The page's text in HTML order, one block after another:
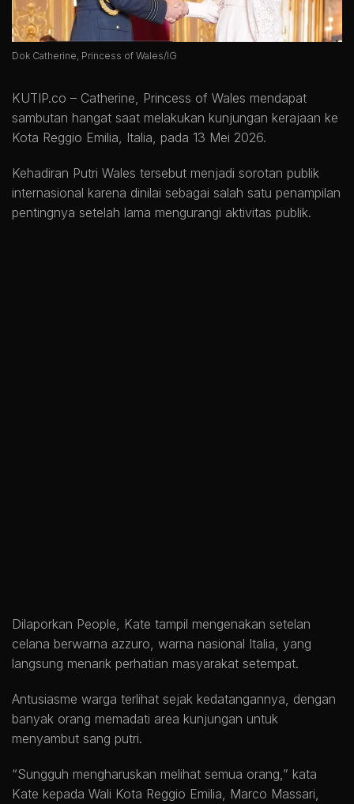
Dok Catherine, Princess of Wales/IG
KUTIP.co – Catherine, Princess of Wales mendapat
sambutan hangat saat melakukan kunjungan kerajaan ke
Kota Reggio Emilia, Italia, pada 13 Mei 2026.
Kehadiran Putri Wales tersebut menjadi sorotan publik
internasional karena dinilai sebagai salah satu penampilan
pentingnya setelah lama mengurangi aktivitas publik.
Dilaporkan People, Kate tampil mengenakan setelan
celana berwarna azzuro, warna nasional Italia, yang
langsung menarik perhatian masyarakat setempat.
Antusiasme warga terlihat sejak kedatangannya, dengan
banyak orang memadati area kunjungan untuk
menyambut sang putri.
“Sungguh mengharuskan melihat semua orang,” kata
Kate kepada Wali Kota Reggio Emilia, Marco Massari,